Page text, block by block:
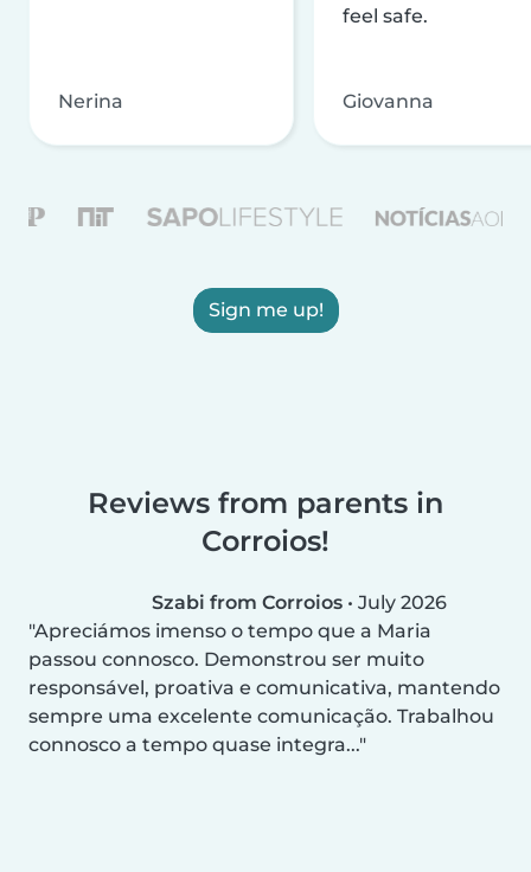
Nerina
feel safe.
Giovanna
Sign me up!
Reviews from parents in
Corroios!
Szabi from Corroios • July 2026
Apreciámos imenso o tempo que a Maria
passou connosco. Demonstrou ser muito
responsável, proativa e comunicativa, mantendo
sempre uma excelente comunicação. Trabalhou
connosco a tempo quase integra...